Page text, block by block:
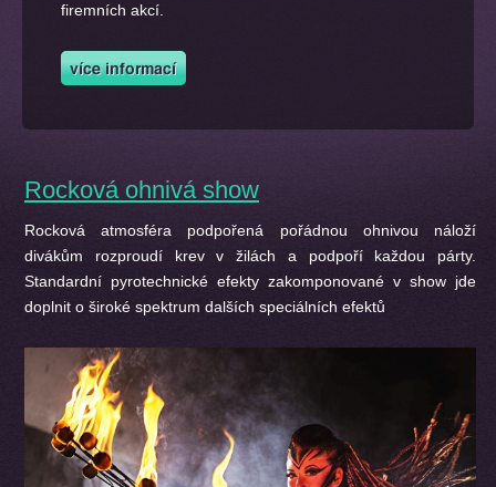
firemních akcí.
Rocková ohnivá show
Rocková atmosféra podpořená pořádnou ohnivou náloží
divákům rozproudí krev v žilách a podpoří každou párty.
Standardní pyrotechnické efekty zakomponované v show jde
doplnit o široké spektrum dalších speciálních efektů